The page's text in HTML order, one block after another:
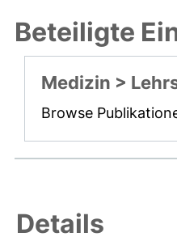
Beteiligte
Medizin >
Browse
Details